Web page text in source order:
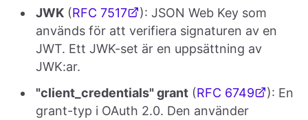
JWK (RFC 7517
): JSON Web Key som
används för att verifiera signaturen av en
JWT. Ett JWK-set är en uppsättning av
JWK:ar.
"client_credentials" grant (RFC 6749
): En
grant-typ i OAuth 2.0. Den använder